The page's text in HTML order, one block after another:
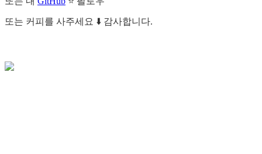
또는 커피를 사주세요 ⬇️ 감사합니다.